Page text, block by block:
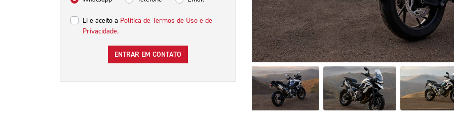
Li e aceito a Política de Termos de Uso e de
Privacidade.
ENTRAR EM CONTATO